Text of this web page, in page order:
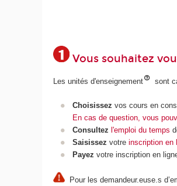
Vous souhaitez
Les unités d'enseignement sont
Choisissez vos cours en
En cas de question, vous
Consultez l'emploi du temps
Saisissez votre inscription en
Payez votre inscription en
Pour les demandeur.euse.s